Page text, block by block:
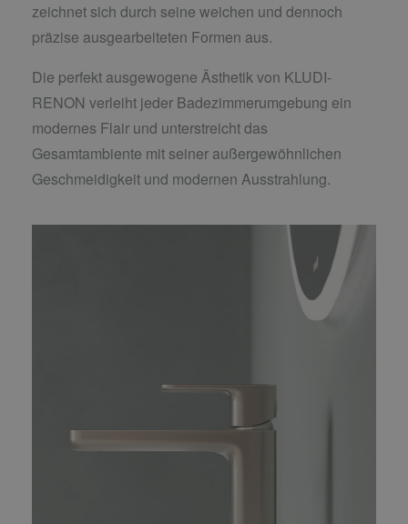
zeichnet sich durch seine weichen und dennoch
präzise ausgearbeiteten Formen aus.
Die perfekt ausgewogene Ästhetik von KLUDI-
RENON verleiht jeder Badezimmerumgebung ein
modernes Flair und unterstreicht das
Gesamtambiente mit seiner außergewöhnlichen
Geschmeidigkeit und modernen Ausstrahlung.